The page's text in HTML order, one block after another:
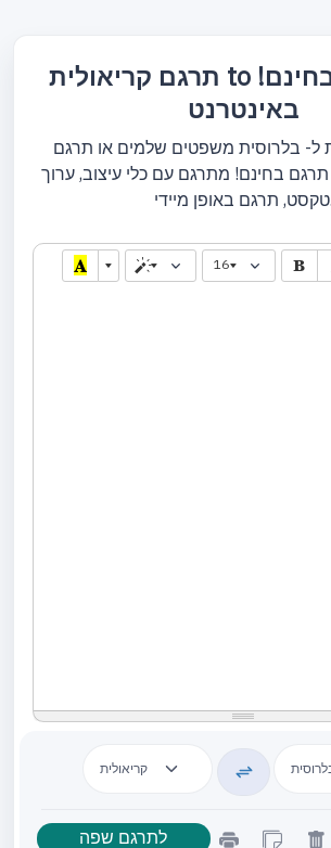
תרגם קריאולית to בלרוסית בחינם!
באינטרנט
ל- בלרוסית משפטים שלמים או תרגם
בחינם! מתרגם עם כלי עיצוב, ערוך
טקסט, תרגם באופן מיידי.
16